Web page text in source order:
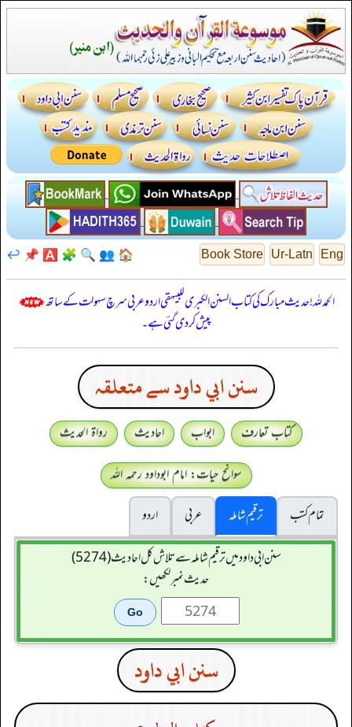
Eng
Ur-Latn
Book Store
🏠
👥
🔍
🧩
🅰️
📌
↩️
الحمدللہ! حدیث مبارک کی کتاب السنن الكبرى للبيهقي اردو عربی سرچ سہولت کے ساتھ
پیش کر دی گئی ہے۔
سنن ابي داود سے متعلقہ
کتاب تعارف ابواب احادیث
رواۃ الحدیث
سوانح حیات: امام ابوداود رحمہ اللہ
تمام کتب
ترقیم شاملہ عربی
اردو
سنن ابي داود میں ترقیم شاملہ سے تلاش کل احادیث (5274)
حدیث نمبر لکھیں:
سنن ابي داود